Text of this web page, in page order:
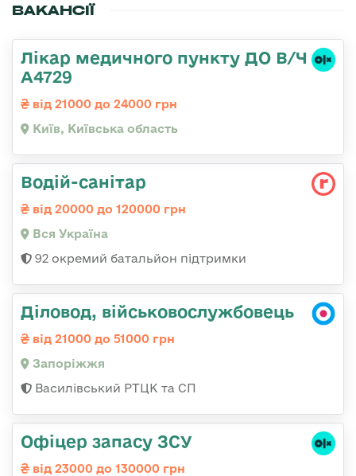
ВАКАНСІЇ
Лікар медичного пункту ДО В/Ч
А4729
від 21000 до 24000 грн
Київ, Київська область
Водій-санітар
від 20000 до 120000 грн
Вся Україна
92 окремий батальйон підтримки
Діловод, військовослужбовець
від 21000 до 51000 грн
Запоріжжя
Василівський РТЦК та СП
Офіцер запасу ЗСУ
від 23000 до 130000 грн